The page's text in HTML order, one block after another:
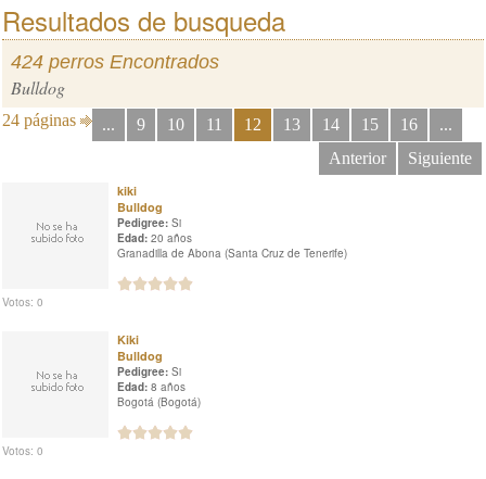
Resultados de busqueda
424 perros Encontrados
Bulldog
24 páginas ... 9 10 11 12 13 14 15 16
...
Anterior
Siguiente
kiki
Bulldog
Pedigree: Si
Edad: 20 años
Granadilla de Abona (Santa Cruz de Tenerife)
Votos: 0
Kiki
Bulldog
Pedigree: Si
Edad: 8 años
Bogotá (Bogotá)
Votos: 0